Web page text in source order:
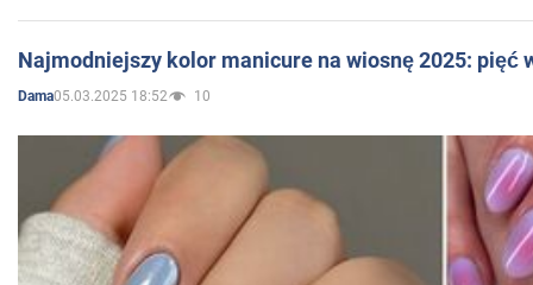
Najmodniejszy kolor manicure na wiosnę 2025: pięć
Dama05.03.2025 18:52 10